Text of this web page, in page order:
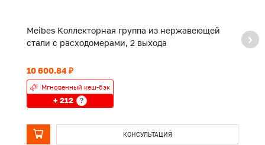
Meibes Коллекторная группа из нержавеющей
стали с расходомерами, 2 выхода
10 600.84 ₽
Мгновенный кеш-бэк
+ 212 ?
КОНСУЛЬТАЦИЯ